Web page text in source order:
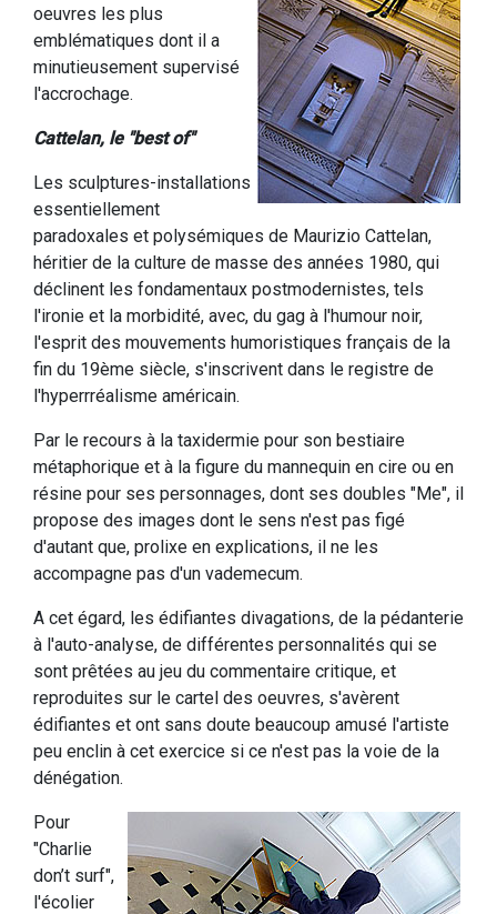
oeuvres les plus
emblématiques dont il a
minutieusement supervisé
l'accrochage.
Cattelan, le "best of"
Les sculptures-installations
essentiellement
paradoxales et polysémiques de Maurizio Cattelan,
héritier de la culture de masse des années 1980, qui
déclinent les fondamentaux postmodernistes, tels
l'ironie et la morbidité, avec, du gag à l'humour noir,
l'esprit des mouvements humoristiques français de la
fin du 19ème siècle, s'inscrivent dans le registre de
l'hyperrréalisme américain.
Par le recours à la taxidermie pour son bestiaire
métaphorique et à la figure du mannequin en cire ou en
résine pour ses personnages, dont ses doubles "Me", il
propose des images dont le sens n'est pas figé
d'autant que, prolixe en explications, il ne les
accompagne pas d'un vademecum.
A cet égard, les édifiantes divagations, de la pédanterie
à l'auto-analyse, de différentes personnalités qui se
sont prêtées au jeu du commentaire critique, et
reproduites sur le cartel des oeuvres, s'avèrent
édifiantes et ont sans doute beaucoup amusé l'artiste
peu enclin à cet exercice si ce n'est pas la voie de la
dénégation.
Pour
"Charlie
don’t surf",
l'écolier